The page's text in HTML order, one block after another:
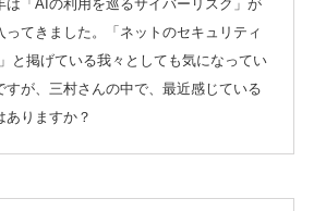
は「AIの利用を巡るサイバーリスク」が
ってきました。「ネットのセキュリティ
と掲げている我々としても気になってい
すが、三村さんの中で、最近感じている
ありますか？